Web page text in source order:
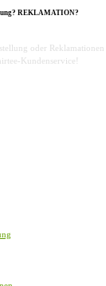
REKLAMATION?
oder Reklamationen
Kundenservice!